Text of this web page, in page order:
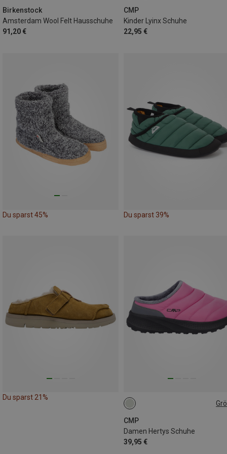
Birkenstock
Amsterdam Wool Felt Hausschuhe
91,20 €
CMP
Kinder Lyinx Schuhe
22,95 €
Du sparst 45% Du sparst 39%
Du sparst 21%
CMP
Damen Hertys Schuhe
39,95 €
36
40
41